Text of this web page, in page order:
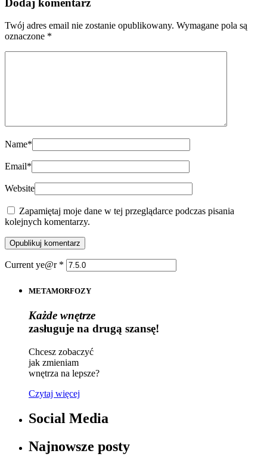
Dodaj komentarz
Twój adres email nie zostanie opublikowany. Wymagane pola są
oznaczone *
Name*
Email*
Website
Zapamiętaj moje dane w tej przeglądarce podczas pisania
kolejnych komentarzy.
Current ye@r *
METAMORFOZY
Każde wnętrze
zasługuje na drugą szansę!
Chcesz zobaczyć
jak zmieniam
wnętrza na lepsze?
Czytaj więcej
Social Media
Najnowsze posty